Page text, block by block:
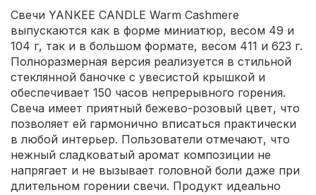
Свечи YANKEE CANDLE Warm Cashmere
выпускаются как в форме миниатюр, весом 49 и
104 г, так и в большом формате, весом 411 и 623 г.
Полноразмерная версия реализуется в стильной
стеклянной баночке с увесистой крышкой и
обеспечивает 150 часов непрерывного горения.
Свеча имеет приятный бежево-розовый цвет, что
позволяет ей гармонично вписаться практически
в любой интерьер. Пользователи отмечают, что
нежный сладковатый аромат композиции не
напрягает и не вызывает головной боли даже при
длительном горении свечи. Продукт идеально